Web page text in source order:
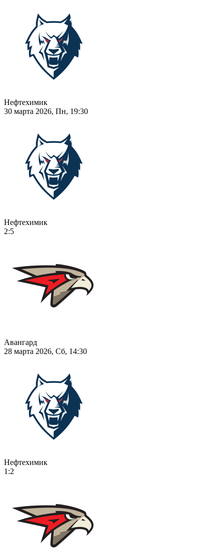
Нефтехимик
30 марта 2026, Пн, 19:30
Нефтехимик
2:5
Авангард
28 марта 2026, Сб, 14:30
Нефтехимик
1:2